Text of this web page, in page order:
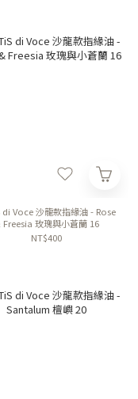
di Voce 沙龍款指緣油 - Rose
Freesia 玫瑰與小蒼蘭 16
NT$400